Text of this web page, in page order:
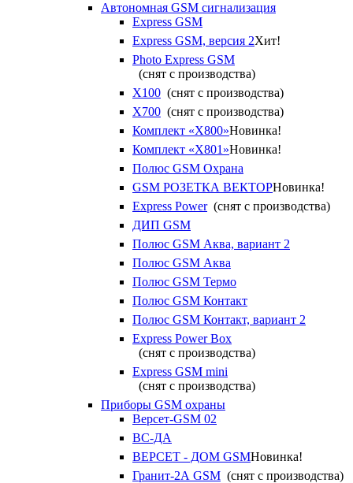
Автономная GSM сигнализация
Express GSM
Express GSM, версия 2Хит!
Photo Express GSM
(снят с производства)
X100 (снят с производства)
X700 (снят с производства)
Комплект «X800»Новинка!
Комплект «X801»Новинка!
Полюс GSM Охрана
GSM РОЗЕТКА ВЕКТОРНовинка!
Express Power(снят с производства)
ДИП GSM
Полюс GSM Аква, вариант 2
Полюс GSM Аква
Полюс GSM Термо
Полюс GSM Контакт
Полюс GSM Контакт, вариант 2
Express Power Box
(снят с производства)
Express GSM mini
(снят с производства)
Приборы GSM охраны
Версет-GSM 02
ВС-ДА
ВЕРСЕТ - ДОМ GSMНовинка!
Гранит-2А GSM (снят с производства)